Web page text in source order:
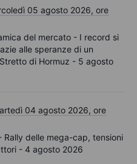
05 agosto 2026, ore
del mercato - I record si
alle speranze di un
di Hormuz - 5 agosto
04 agosto 2026, ore
Rally delle mega-cap, tensioni
- 4 agosto 2026